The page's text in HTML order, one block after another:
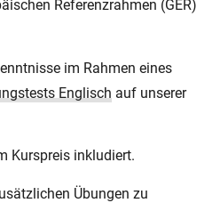
Referenzrahmen (GER)
im Rahmen eines
Englisch auf unserer
Kurspreis inkludiert.
Übungen zu